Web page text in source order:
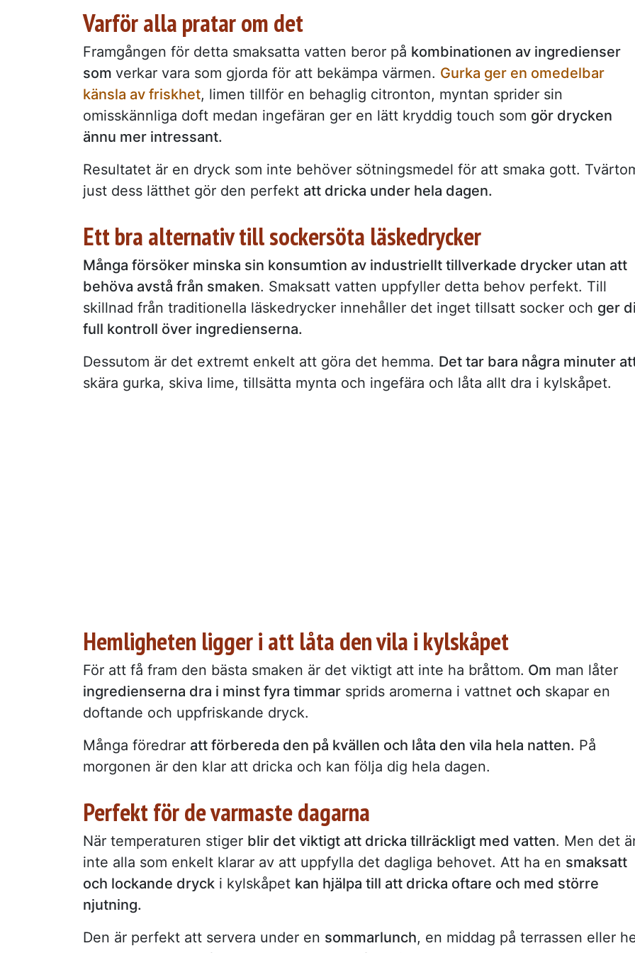
Varför alla pratar om det
Framgången för detta smaksatta vatten beror på kombinationen av ingredienser
som verkar vara som gjorda för att bekämpa värmen. Gurka ger en omedelbar
känsla av friskhet, limen tillför en behaglig citronton, myntan sprider sin
omisskännliga doft medan ingefäran ger en lätt kryddig touch som gör drycken
ännu mer intressant.
Resultatet är en dryck som inte behöver sötningsmedel för att smaka gott.
just dess lätthet gör den perfekt att dricka under hela dagen.
Ett bra alternativ till sockersöta läskedrycker
Många försöker minska sin konsumtion av industriellt tillverkade drycker utan att
behöva avstå från smaken. Smaksatt vatten uppfyller detta behov perfekt. Till
skillnad från traditionella läskedrycker innehåller det inget tillsatt socker och ger
full kontroll över ingredienserna.
Dessutom är det extremt enkelt att göra det hemma. Det tar bara några minuter
skära gurka, skiva lime, tillsätta mynta och ingefära och låta allt dra i kylskåpet.
Hemligheten ligger i att låta den vila i kylskåpet
För att få fram den bästa smaken är det viktigt att inte ha bråttom. Om man låter
ingredienserna dra i minst fyra timmar sprids aromerna i vattnet och skapar en
doftande och uppfriskande dryck.
Många föredrar att förbereda den på kvällen och låta den vila hela natten. På
morgonen är den klar att dricka och kan följa dig hela dagen.
Perfekt för de varmaste dagarna
När temperaturen stiger blir det viktigt att dricka tillräckligt med vatten. Men det
inte alla som enkelt klarar av att uppfylla det dagliga behovet. Att ha en smaksatt
och lockande dryck i kylskåpet kan hjälpa till att dricka oftare och med större
njutning.
Den är perfekt att servera under en sommarlunch, en middag på terrassen eller